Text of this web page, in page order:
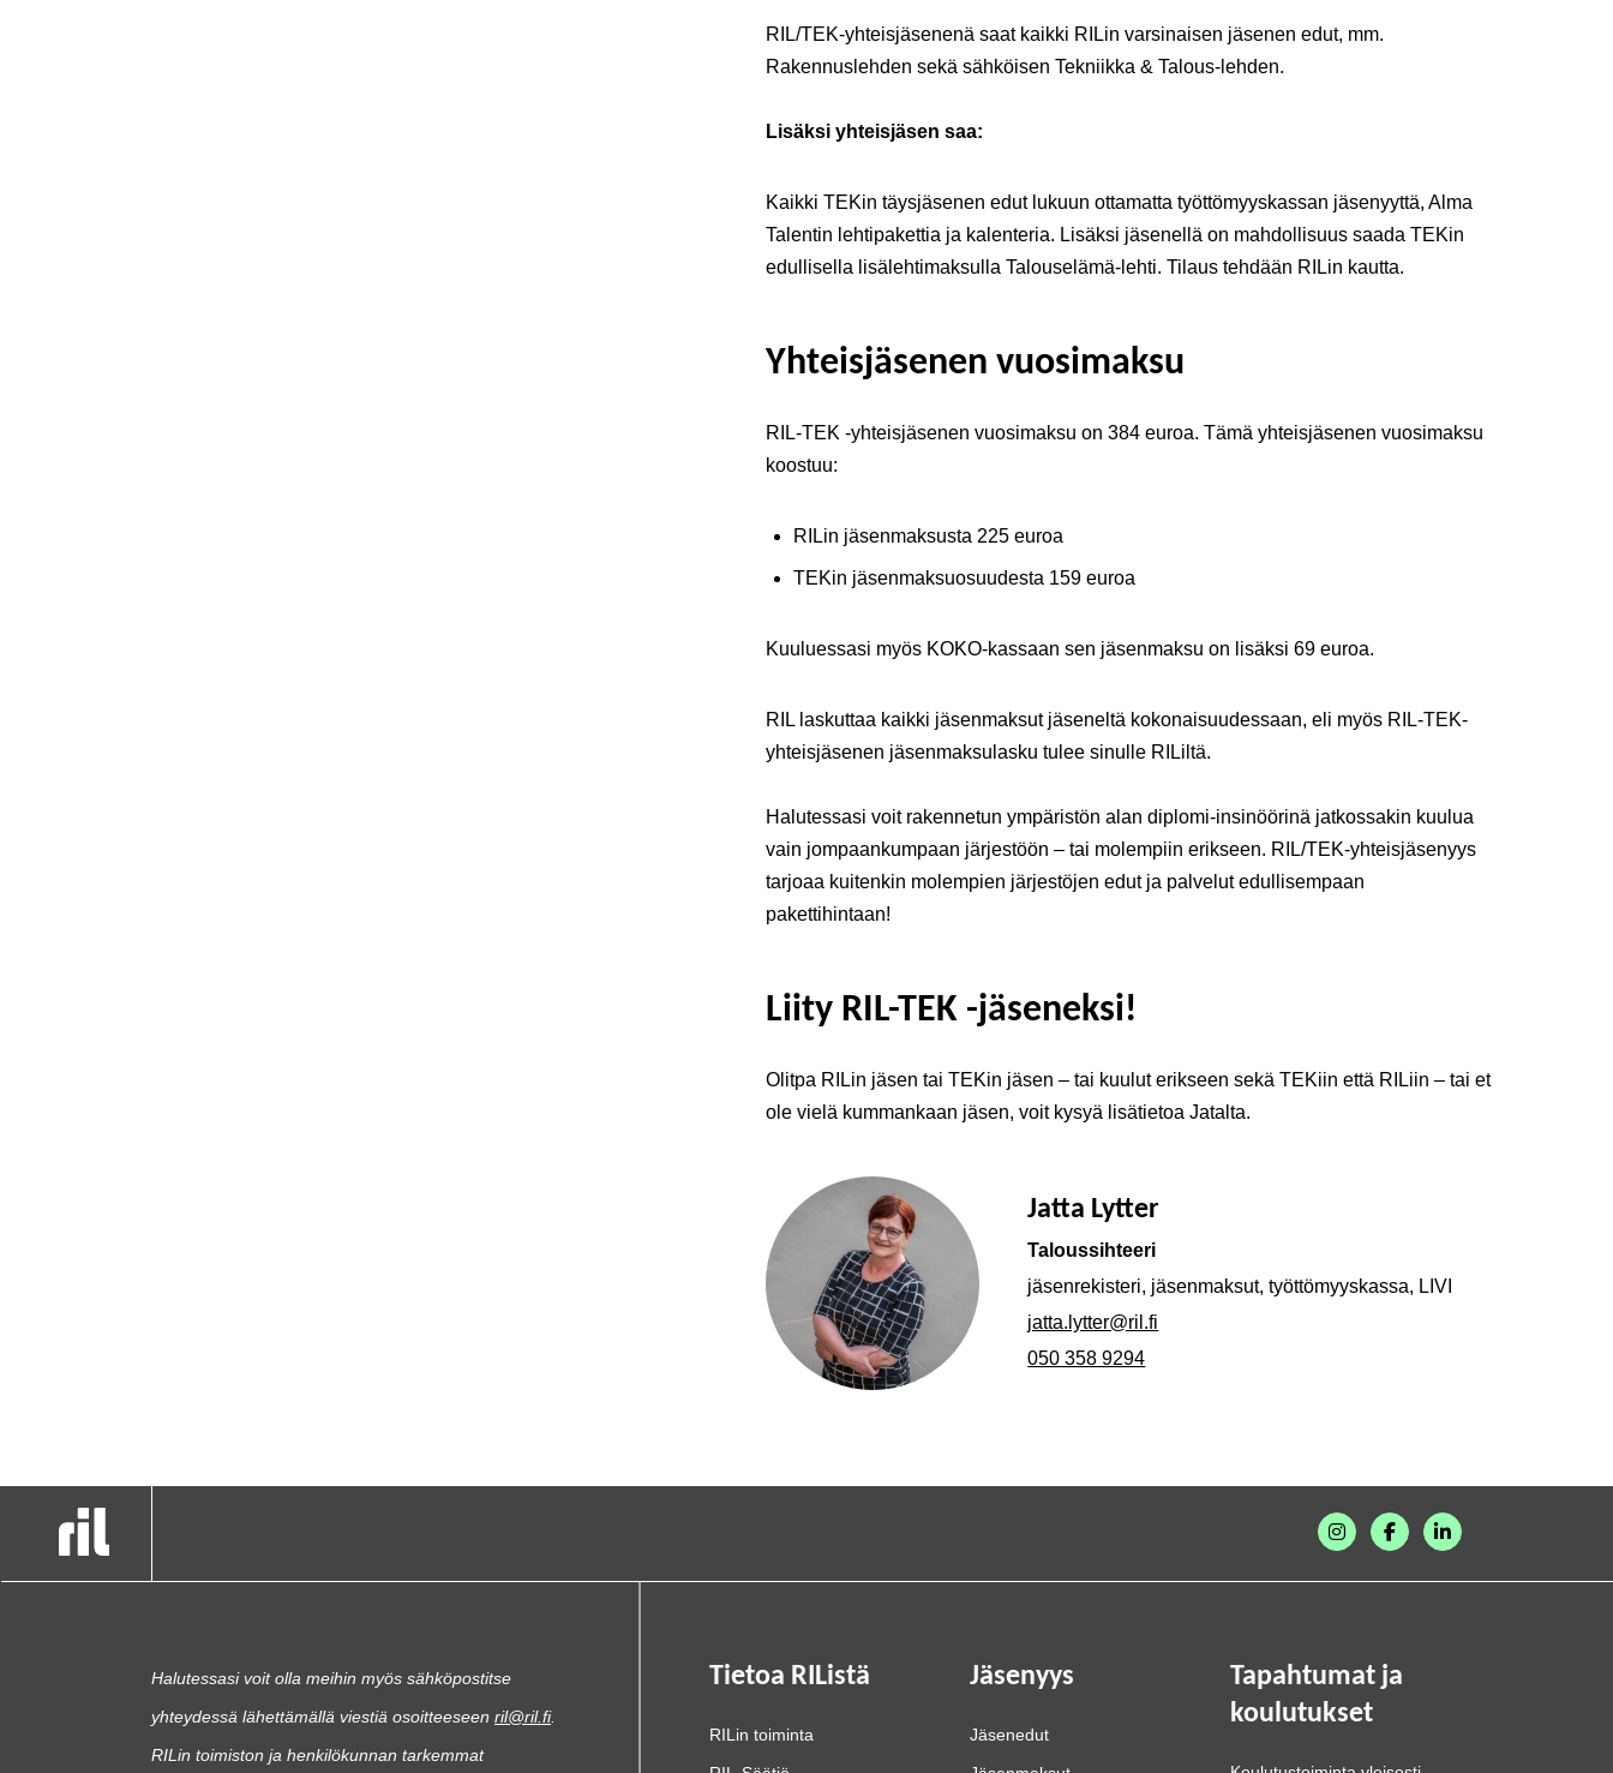
RIL/TEK-yhteisjäsenenä saat kaikki RILin varsinaisen jäsenen edut, mm.
Rakennuslehden sekä sähköisen Tekniikka & Talous-lehden.
Lisäksi yhteisjäsen saa:
Kaikki TEKin täysjäsenen edut lukuun ottamatta työttömyyskassan jäsenyyttä, Alma
Talentin lehtipakettia ja kalenteria. Lisäksi jäsenellä on mahdollisuus saada TEKin
edullisella lisälehtimaksulla Talouselämä-lehti. Tilaus tehdään RILin kautta.
Yhteisjäsenen vuosimaksu
RIL-TEK -yhteisjäsenen vuosimaksu on 384 euroa. Tämä yhteisjäsenen vuosimaksu
koostuu:
RILin jäsenmaksusta 225 euroa
TEKin jäsenmaksuosuudesta 159 euroa
Kuuluessasi myös KOKO-kassaan sen jäsenmaksu on lisäksi 69 euroa.
RIL laskuttaa kaikki jäsenmaksut jäseneltä kokonaisuudessaan, eli myös RIL-TEK-
yhteisjäsenen jäsenmaksulasku tulee sinulle RILiltä.
Halutessasi voit rakennetun ympäristön alan diplomi-insinöörinä jatkossakin kuulua
vain jompaankumpaan järjestöön – tai molempiin erikseen. RIL/TEK-yhteisjäsenyys
tarjoaa kuitenkin molempien järjestöjen edut ja palvelut edullisempaan
pakettihintaan!
Liity RIL-TEK -jäseneksi!
Olitpa RILin jäsen tai TEKin jäsen – tai kuulut erikseen sekä TEKiin että RILiin – tai et
ole vielä kummankaan jäsen, voit kysyä lisätietoa Jatalta.
Jatta Lytter
Taloussihteeri
jäsenrekisteri, jäsenmaksut, työttömyyskassa, LIVI
jatta.lytter@ril.fi
050 358 9294
Halutessasi voit olla meihin myös sähköpostitse
yhteydessä lähettämällä viestiä osoitteeseen ril@ril.fi.
RILin toimiston ja henkilökunnan tarkemmat
Tietoa RIListä
RILin toiminta
Jäsenyys
Jäsenedut
Tapahtumat ja
koulutukset